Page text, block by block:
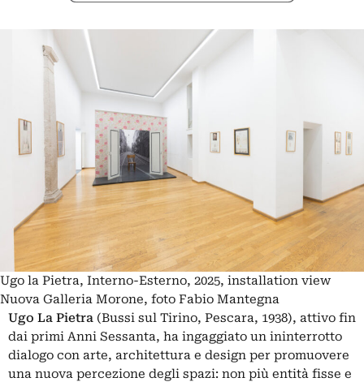
Ugo la Pietra, Interno-Esterno, 2025, installation view
Nuova Galleria Morone, foto Fabio Mantegna
Ugo La Pietra (Bussi sul Tirino, Pescara, 1938), attivo fin
dai primi Anni Sessanta, ha ingaggiato un ininterrotto
dialogo con arte, architettura e design per promuovere
una nuova percezione degli spazi: non più entità fisse e